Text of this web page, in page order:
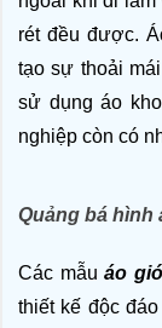
rét đều được.
tạo sự thoải
sử dụng áo
nghiệp còn có
Quảng bá hình
Các mẫu áo
thiết kế độc